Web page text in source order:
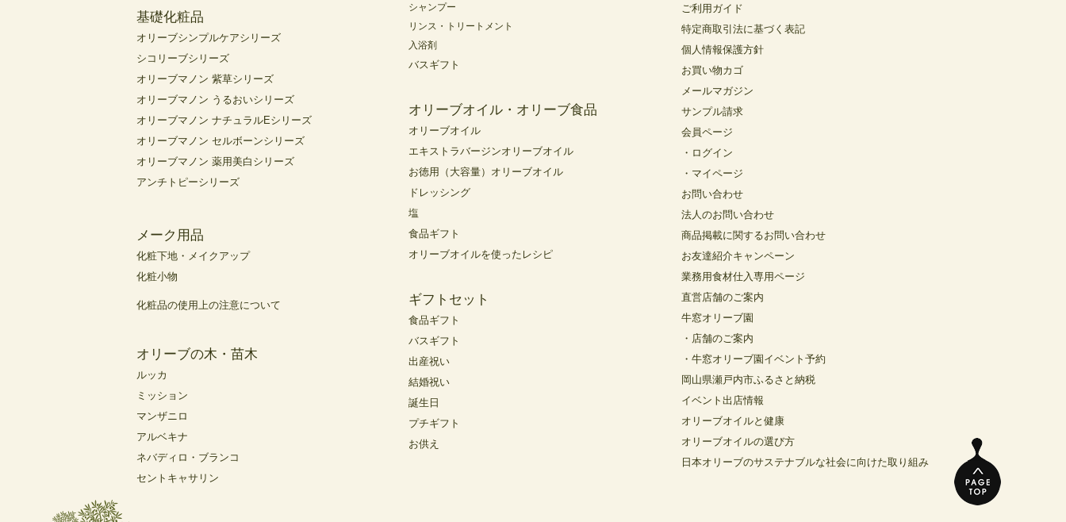
基礎化粧品
オリーブシンプルケアシリーズ
シコリーブシリーズ
オリーブマノン 紫草シリーズ
オリーブマノン うるおいシリーズ
オリーブマノン ナチュラルEシリーズ
オリーブマノン セルボーンシリーズ
オリーブマノン 薬用美白シリーズ
アンチトピーシリーズ
メーク用品
化粧下地・メイクアップ
化粧小物
化粧品の使用上の注意について
オリーブの木・苗木
ルッカ
ミッション
マンザニロ
アルベキナ
ネバディロ・ブランコ
セントキャサリン
シャンプー
リンス・トリートメント
入浴剤
バスギフト
オリーブオイル・オリーブ食品
オリーブオイル
エキストラバージンオリーブオイル
お徳用（大容量）オリーブオイル
ドレッシング
塩
食品ギフト
オリーブオイルを使ったレシピ
ギフトセット
食品ギフト
バスギフト
出産祝い
結婚祝い
誕生日
プチギフト
お供え
ご利用ガイド
特定商取引法に基づく表記
個人情報保護方針
お買い物カゴ
メールマガジン
サンプル請求
会員ページ
・ログイン
・マイページ
お問い合わせ
法人のお問い合わせ
商品掲載に関するお問い合わせ
お友達紹介キャンペーン
業務用食材仕入専用ページ
直営店舗のご案内
牛窓オリーブ園
・店舗のご案内
・牛窓オリーブ園イベント予約
岡山県瀬戸内市ふるさと納税
イベント出店情報
オリーブオイルと健康
オリーブオイルの選び方
日本オリーブのサステナブルな社会に向けた取り組み